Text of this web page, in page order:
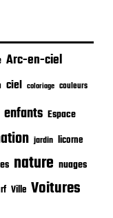
Arc-en-ciel
ciel coloriage couleurs
enfants Espace
jardin licorne
nature nuages
Ville Voitures